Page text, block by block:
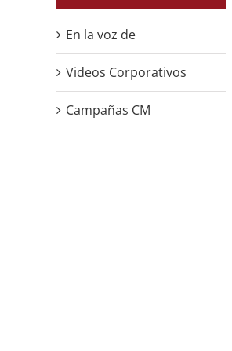
En la voz de
Videos Corporativos
Campañas CM